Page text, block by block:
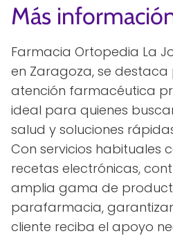
Más
Farmacia Ortopedia La
en Zaragoza, se
atención farmacéutica
ideal para quienes
salud y soluciones
Con servicios habituales
recetas electrónicas,
amplia gama de
parafarmacia,
cliente reciba el apoyo